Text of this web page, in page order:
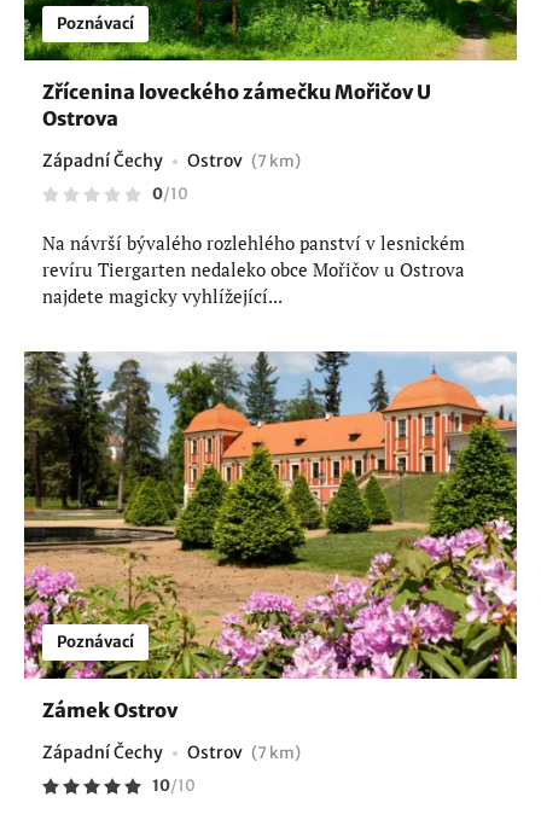
Poznávací
Zřícenina loveckého zámečku Mořičov U
Ostrova
Západní Čechy Ostrov (7 km)
0/10
Na návrší bývalého rozlehlého panství v lesnickém
revíru Tiergarten nedaleko obce Mořičov u Ostrova
najdete magicky vyhlížející...
Poznávací
Zámek Ostrov
Západní Čechy Ostrov (7 km)
10/10